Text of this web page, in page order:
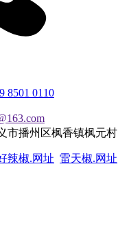
8501 0110
市播州区枫香镇枫元村
辣椒.网址 雷天椒.网址